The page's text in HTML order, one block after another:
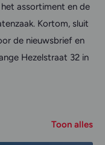
assortiment en de
Kortom, sluit
de nieuwsbrief en
Hezelstraat 32 in
Toon alles